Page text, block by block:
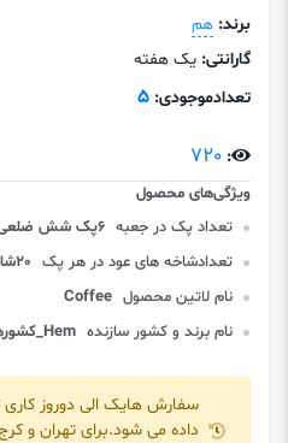
برند: هم
گارانتی: یک هفته
تعدادموجودی: 5
:
720
تعداد پک در جعبه 6پک شش ضلعی
تعدادشاخه های عود در هر پک 20شاخه عود
نام لاتین محصول Coffee
نام برند و کشور سازنده Hem_کشورهندوستان
سفارش هایک الی دوروز
داده می شود.برای تهران و